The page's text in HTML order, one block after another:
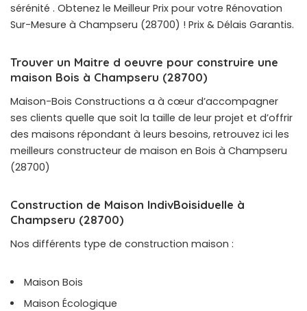
sérénité . Obtenez le Meilleur Prix pour votre Rénovation
Sur-Mesure à Champseru (28700) ! Prix & Délais Garantis.
Trouver un Maitre d oeuvre pour construire une
maison Bois à Champseru (28700)
Maison-Bois Constructions a à cœur d’accompagner
ses clients quelle que soit la taille de leur projet et d’offrir
des maisons répondant à leurs besoins, retrouvez ici les
meilleurs constructeur de maison en Bois à Champseru
(28700)
Construction de Maison IndivBoisiduelle à
Champseru (28700)
Nos différents type de construction maison :
Maison Bois
Maison Écologique